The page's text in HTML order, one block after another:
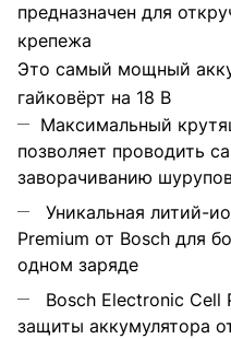
предназначен для
крепежа
Это самый мощный
гайковёрт на 18 В
Максимальный
позволяет проводить
заворачиванию
Уникальная литий-
Premium от Bosch для
одном заряде
Bosch Electronic Cell
защиты аккумулятора